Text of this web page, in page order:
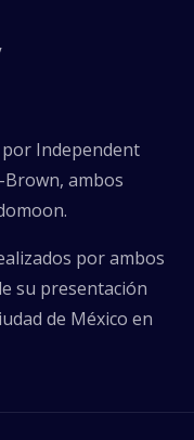
Independent
Brown, ambos
por ambos
su presentación
de México en